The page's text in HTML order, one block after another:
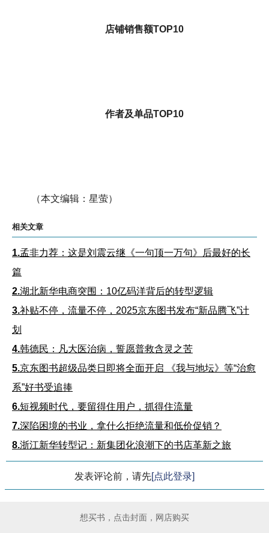
店铺销售额TOP10
作者及单品TOP10
（本文编辑：星萤）
相关文章
1.孟非力荐：这是刘震云继《一句顶一万句》后最好的长
篇
2.湖北新华电商突围：10亿码洋背后的转型逻辑
3.补贴不停，流量不停，2025京东图书发布“新品腾飞”计
划
4.韩德民：凡大医治病，誓愿普救含灵之苦
5.京东图书超级品类日即将全面开启 《我与地坛》等“治愈
系”好书受追捧
6.短视频时代，要留得住用户，抓得住流量
7.深陷困境的书业，拿什么拒绝流量和低价促销？
8.浙江新华转型记：新集团化浪潮下的书店革新之旅
发表评论前，请先[点此登录]
想买书，点击封面，网店购买